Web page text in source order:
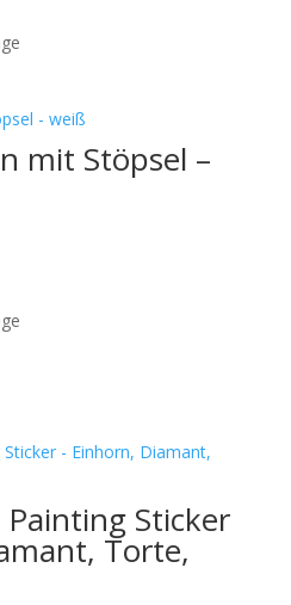
mit Stöpsel –
Sticker
Torte,